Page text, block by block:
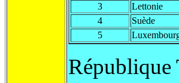
3
Lettonie
4
Suède
5
République